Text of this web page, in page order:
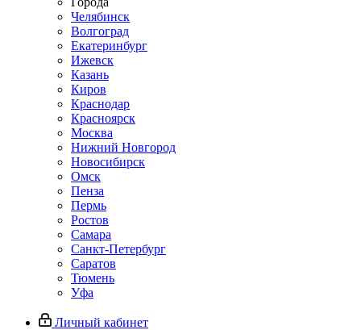
Челябинск
Волгоград
Екатеринбург
Ижевск
Казань
Киров
Краснодар
Красноярск
Москва
Нижний Новгород
Новосибирск
Омск
Пенза
Пермь
Ростов
Самара
Санкт-Петербург
Саратов
Тюмень
Уфа
Личный кабинет